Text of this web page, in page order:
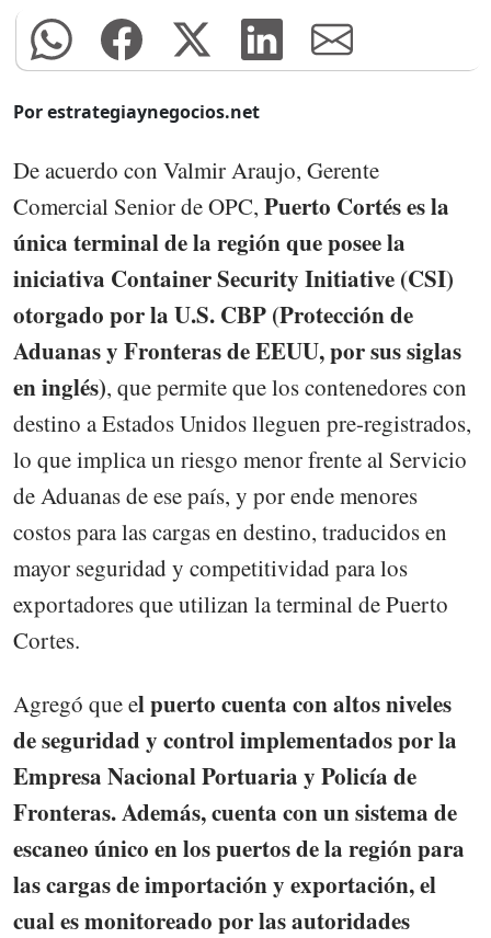
Por estrategiaynegocios.net
De acuerdo con Valmir Araujo, Gerente
Comercial Senior de OPC, Puerto Cortés es la
única terminal de la región que posee la
iniciativa Container Security Initiative (CSI)
otorgado por la U.S. CBP (Protección de
Aduanas y Fronteras de EEUU, por sus siglas
en inglés), que permite que los contenedores con
destino a Estados Unidos lleguen pre-registrados,
lo que implica un riesgo menor frente al Servicio
de Aduanas de ese país, y por ende menores
costos para las cargas en destino, traducidos en
mayor seguridad y competitividad para los
exportadores que utilizan la terminal de Puerto
Cortes.
Agregó que el puerto cuenta con altos niveles
de seguridad y control implementados por la
Empresa Nacional Portuaria y Policía de
Fronteras. Además, cuenta con un sistema de
escaneo único en los puertos de la región para
las cargas de importación y exportación, el
cual es monitoreado por las autoridades